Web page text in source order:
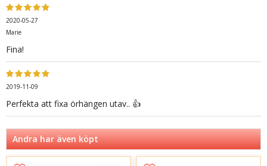
2020-05-27
Marie
Fina!
2019-11-09
Perfekta att fixa örhängen utav.. 👍
Andra har även köpt